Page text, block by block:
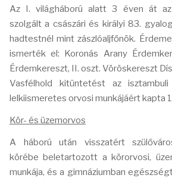
Az I. világháború alatt 3 éven át az
szolgált a császári és királyi 83.
hadtestnél mint zászlóaljfőnök.
ismerték el: Koronás Arany
Érdemkereszt, II. oszt. Vöröskereszt
Vasfélhold kitüntetést az
lelkiismeretes orvosi munkájáért kapta
Kör- és üzemorvos
A háború után visszatért
körébe beletartozott a körorvosi,
munkája, és a gimnáziumban